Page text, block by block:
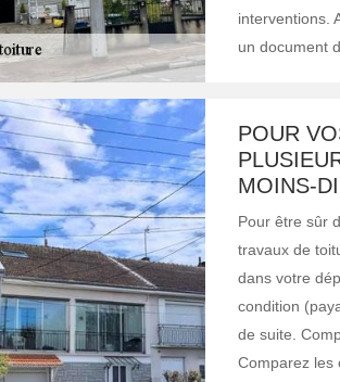
interventions.
un document
POUR
MOINS-
Pour être sûr
travaux de
dans votre
condition
de suite.
Comparez les